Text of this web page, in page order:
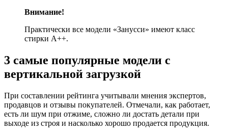
Внимание!
Практически все модели «Занусси» имеют класс
стирки А++.
3 самые популярные модели с
вертикальной загрузкой
При составлении рейтинга учитывали мнения экспертов,
продавцов и отзывы покупателей. Отмечали, как работает,
есть ли шум при отжиме, сложно ли достать детали при
выходе из строя и насколько хорошо продается продукция.